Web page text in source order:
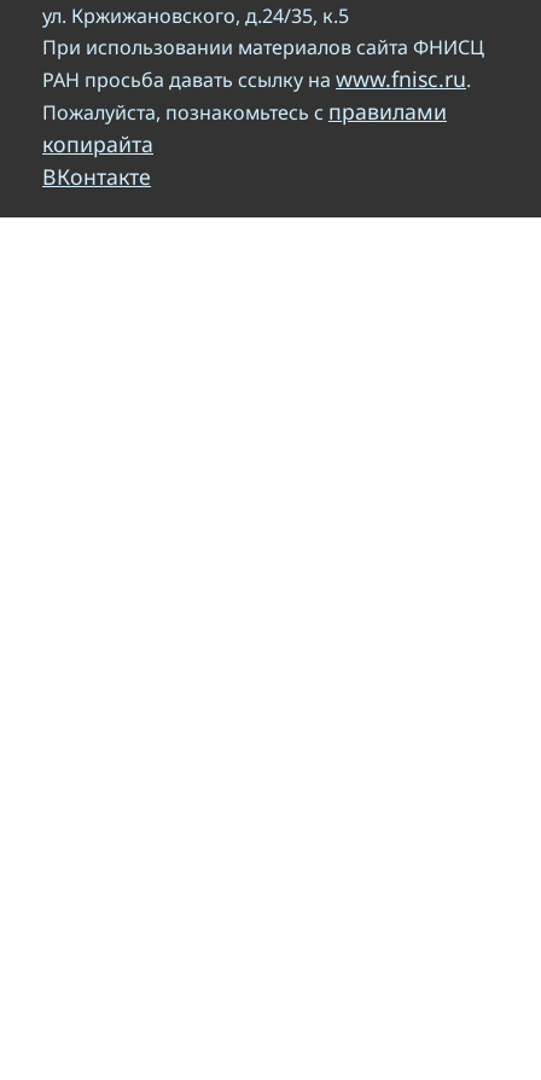
ул. Кржижановского, д.24/35, к.5
При использовании материалов сайта ФНИСЦ
РАН просьба давать ссылку на www.fnisc.ru.
Пожалуйста, познакомьтесь с правилами
копирайта
ВКонтакте